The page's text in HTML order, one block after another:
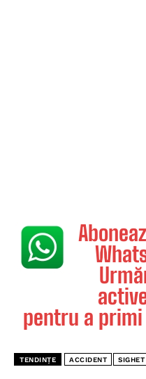
pentru a
TENDINȚE ACCIDENT SIGHET